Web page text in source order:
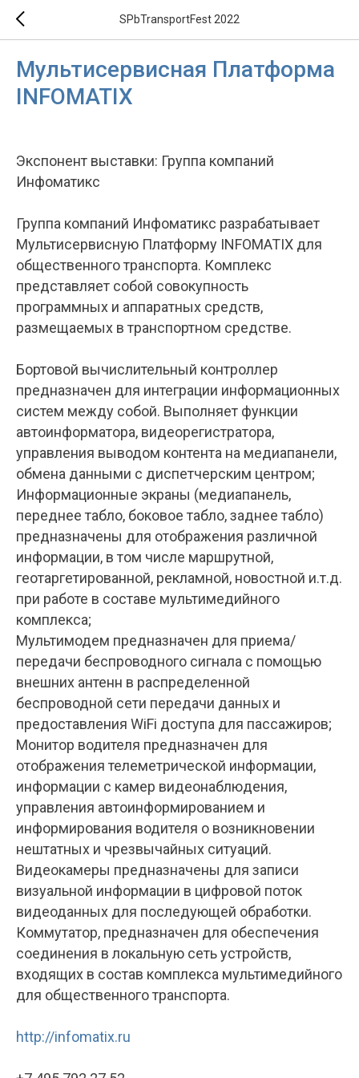
SPbTransportFest 2022
Мультисервисная Платформа
INFOMATIX
Экспонент выставки: Группа компаний
Инфоматикс
Группа компаний Инфоматикс разрабатывает
Мультисервисную Платформу INFOMATIX для
общественного транспорта. Комплекс
представляет собой совокупность
программных и аппаратных средств,
размещаемых в транспортном средстве.
Бортовой вычислительный контроллер
предназначен для интеграции информационных
систем между собой. Выполняет функции
автоинформатора, видеорегистратора,
управления выводом контента на медиапанели,
обмена данными с диспетчерским центром;
Информационные экраны (медиапанель,
переднее табло, боковое табло, заднее табло)
предназначены для отображения различной
информации, в том числе маршрутной,
геотаргетированной, рекламной, новостной и.т.д.
при работе в составе мультимедийного
комплекса;
Мультимодем предназначен для приема/
передачи беспроводного сигнала с помощью
внешних антенн в распределенной
беспроводной сети передачи данных и
предоставления WiFi доступа для пассажиров;
Монитор водителя предназначен для
отображения телеметрической информации,
информации с камер видеонаблюдения,
управления автоинформированием и
информирования водителя о возникновении
нештатных и чрезвычайных ситуаций.
Видеокамеры предназначены для записи
визуальной информации в цифровой поток
видеоданных для последующей обработки.
Коммутатор, предназначен для обеспечения
соединения в локальную сеть устройств,
входящих в состав комплекса мультимедийного
для общественного транспорта.
http://infomatix.ru